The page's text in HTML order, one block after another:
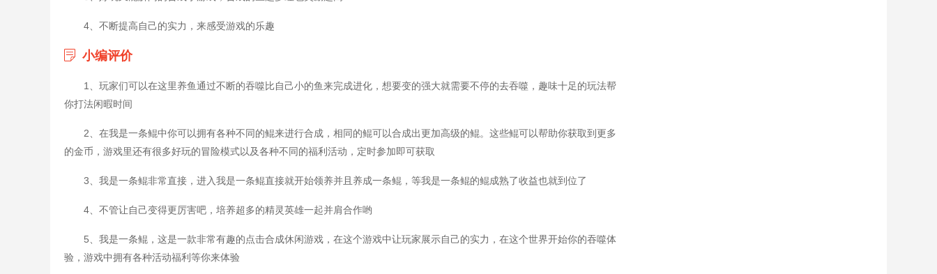
4、不断提高自己的实力，来感受游戏的乐趣
小编评价
1、玩家们可以在这里养鱼通过不断的吞噬比自己小的鱼来完成进化，想要变的强大就需要不停的去吞噬，趣味十足的玩法帮
你打法闲暇时间
2、在我是一条鲲中你可以拥有各种不同的鲲来进行合成，相同的鲲可以合成出更加高级的鲲。这些鲲可以帮助你获取到更多
的金币，游戏里还有很多好玩的冒险模式以及各种不同的福利活动，定时参加即可获取
3、我是一条鲲非常直接，进入我是一条鲲直接就开始领养并且养成一条鲲，等我是一条鲲的鲲成熟了收益也就到位了
4、不管让自己变得更厉害吧，培养超多的精灵英雄一起并肩合作哟
5、我是一条鲲，这是一款非常有趣的点击合成休闲游戏，在这个游戏中让玩家展示自己的实力，在这个世界开始你的吞噬体
验，游戏中拥有各种活动福利等你来体验